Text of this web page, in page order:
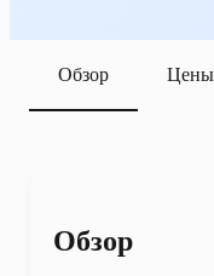
Обзор Цены
Обзор